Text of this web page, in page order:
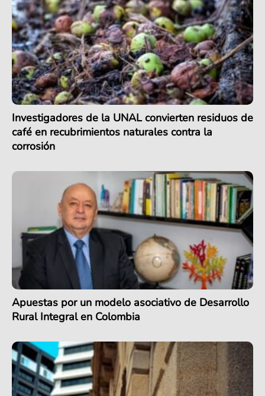
Investigadores de la UNAL convierten residuos de
café en recubrimientos naturales contra la
corrosión
Apuestas por un modelo asociativo de Desarrollo
Rural Integral en Colombia